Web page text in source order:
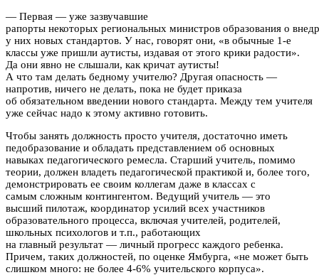
— Первая — уже зазвучавшие
рапорты некоторых региональных министров образования о
у них новых стандартов. У нас, говорят они, «в обычные 1-е
классы уже пришли аутисты, издавая от этого крики радости».
Да они явно не слышали, как кричат аутисты!
А что там делать бедному учителю? Другая опасность —
напротив, ничего не делать, пока не будет приказа
об обязательном введении нового стандарта. Между тем учителя
уже сейчас надо к этому активно готовить.
Чтобы занять должность просто учителя, достаточно иметь
педобразование и обладать представлением об основных
навыках педагогического ремесла. Старший учитель, помимо
теории, должен владеть педагогической практикой и, более того,
демонстрировать ее своим коллегам даже в классах с
самым сложным контингентом. Ведущий учитель — это
высший пилотаж, координатор усилий всех участников
образовательного процесса, включая учителей, родителей,
школьных психологов и т.п., работающих
на главный результат — личный прогресс каждого ребенка.
Причем, таких должностей, по оценке Ямбурга, «не может быть
слишком много: не более 4-6% учительского корпуса».